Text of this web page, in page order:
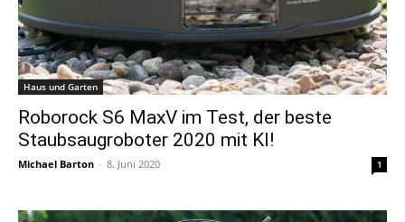
Haus und Garten
Roborock S6 MaxV im Test, der beste
Staubsaugroboter 2020 mit KI!
Michael Barton - 8. Juni 2020 1